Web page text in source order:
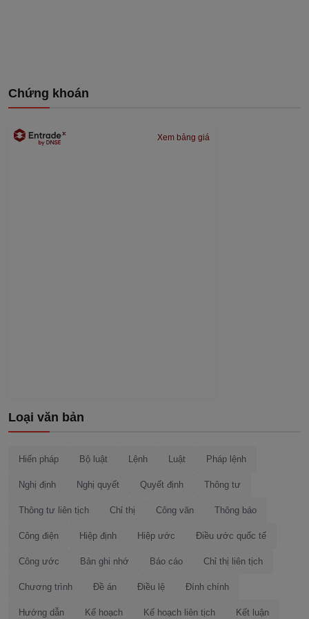
Chứng khoán
Xem bảng giá
Loại văn bản
Hiến pháp Bộ luật Lệnh Luật Pháp lệnh
Nghị định Nghị quyết Quyết định Thông tư
Thông tư liên tịch Chỉ thị Công văn Thông báo
Công điện Hiệp định Hiệp ước Điều ước quốc tế
Công ước Bản ghi nhớ Báo cáo Chỉ thị liên tịch
Chương trình Đề án Điều lệ Đính chính
Hướng dẫn Kế hoạch Kế hoạch liên tịch Kết luận